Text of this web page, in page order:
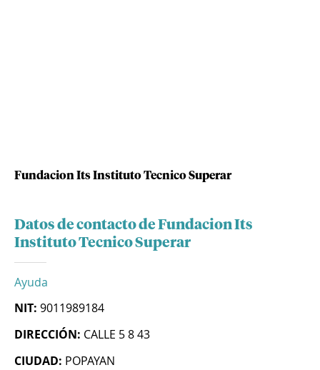
Fundacion Its Instituto Tecnico Superar
Datos de contacto de Fundacion Its
Instituto Tecnico Superar
Ayuda
NIT: 9011989184
DIRECCIÓN: CALLE 5 8 43
CIUDAD: POPAYAN